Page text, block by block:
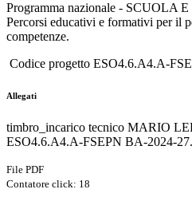
Programma nazionale - SCUOLA
Percorsi educativi e formativi per il
competenze.
Codice progetto ESO4.6.A4.A-
Allegati
timbro_incarico tecnico MARIO
ESO4.6.A4.A-FSEPN BA-2024-
File PDF
Contatore click: 18